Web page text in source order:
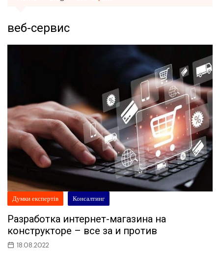
веб-сервис
Думки експертів Консалтинг
Разработка интернет-магазина на
конструкторе – все за и против
18.08.2022